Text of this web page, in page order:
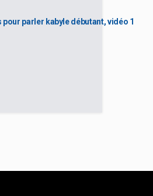
pour parler kabyle débutant, vidéo 1